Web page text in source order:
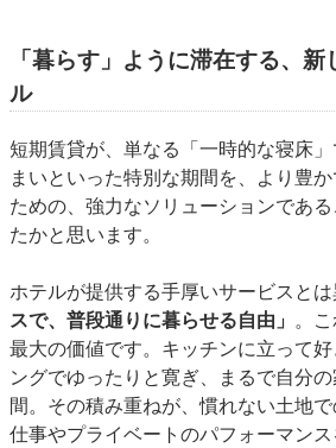
「暮らす」ように滞在する、
ル
短期賃貸が、単なる「一時的な寝床
まいといった特別な期間を、より豊
ための、強力なソリューションであ
たかと思います。
ホテルが提供する手厚いサービスとは
スで、普段通りに暮らせる自由」 。
最大の価値です。キッチンに立って
ングでゆったりと寛ぎ、まるで自分
間。その積み重ねが、慣れない土地で
仕事やプライベートのパフォーマン